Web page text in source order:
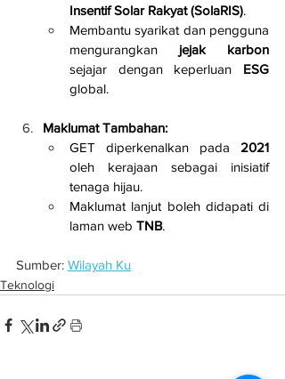
Insentif Solar Rakyat (SolaRIS).
Membantu syarikat dan pengguna
mengurangkan jejak karbon
sejajar dengan keperluan ESG
global.
Maklumat Tambahan:
GET diperkenalkan pada 2021
oleh kerajaan sebagai inisiatif
tenaga hijau.
Maklumat lanjut boleh didapati di
laman web TNB.
Sumber: Wilayah Ku
Teknologi